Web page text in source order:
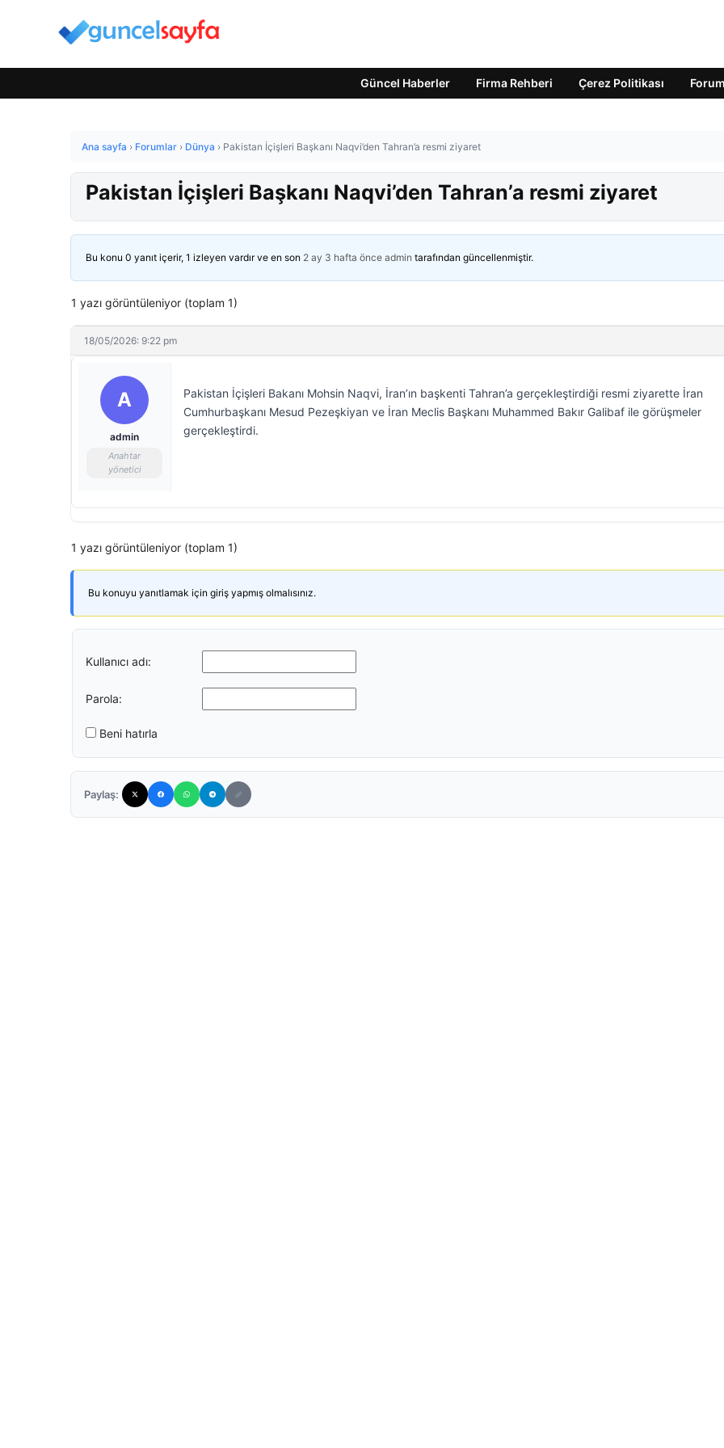
Güncel Haberler Firma Rehberi Çerez Politikası Forum
Ana sayfa › Forumlar › Dünya › Pakistan İçişleri Başkanı Naqvi’den Tahran’a resmi ziyaret
Pakistan İçişleri Başkanı Naqvi’den Tahran’a resmi ziyaret
Bu konu 0 yanıt içerir, 1 izleyen vardır ve en son 2 ay 3 hafta önce admin tarafından güncellenmiştir.
1 yazı görüntüleniyor (toplam 1)
18/05/2026: 9:22 pm
A
admin
Anahtar
yönetici
Pakistan İçişleri Bakanı Mohsin Naqvi, İran’ın başkenti Tahran’a gerçekleştirdiği resmi ziyarette İran
Cumhurbaşkanı Mesud Pezeşkiyan ve İran Meclis Başkanı Muhammed Bakır Galibaf ile görüşmeler
gerçekleştirdi.
1 yazı görüntüleniyor (toplam 1)
Bu konuyu yanıtlamak için giriş yapmış olmalısınız.
Kullanıcı adı:
Parola:
Beni hatırla
Paylaş: